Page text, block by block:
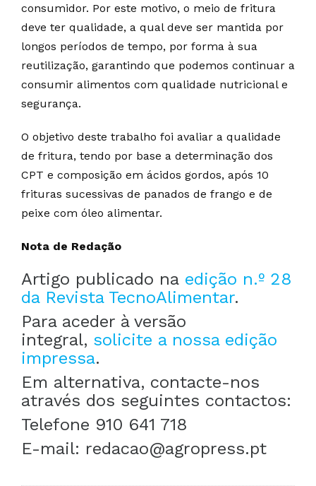
consumidor. Por este motivo, o meio de fritura
deve ter qualidade, a qual deve ser mantida por
longos períodos de tempo, por forma à sua
reutilização, garantindo que podemos continuar a
consumir alimentos com qualidade nutricional e
segurança.
O objetivo deste trabalho foi avaliar a qualidade
de fritura, tendo por base a determinação dos
CPT e composição em ácidos gordos, após 10
frituras sucessivas de panados de frango e de
peixe com óleo alimentar.
Nota de Redação
Artigo publicado na edição n.º 28
da Revista TecnoAlimentar.
Para aceder à versão
integral, solicite a nossa edição
impressa.
Em alternativa, contacte-nos
através dos seguintes contactos:
Telefone 910 641 718
E-mail: redacao@agropress.pt